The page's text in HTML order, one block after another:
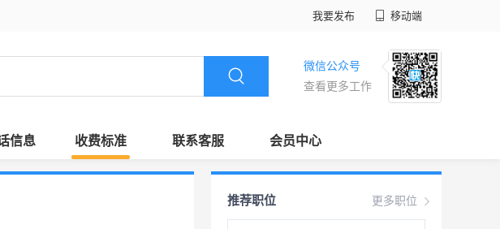
我要发布 移动端
微信公众号
查看更多工作
信息 收费标准 联系客服 会员中心
更多职位
推荐职位